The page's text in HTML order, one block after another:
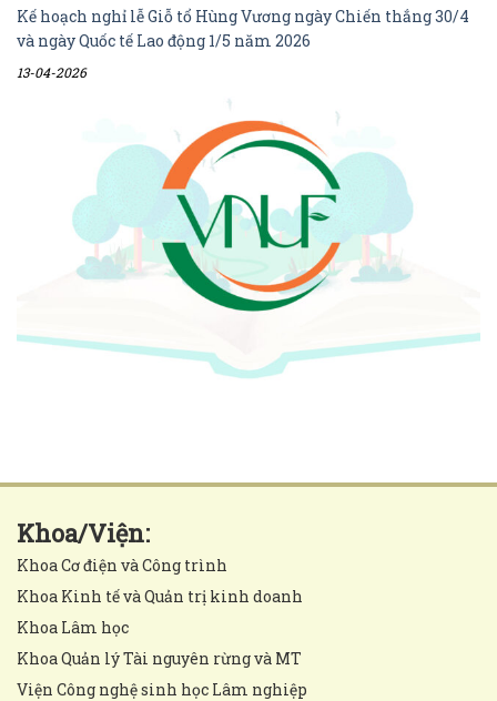
Kế hoạch nghỉ lễ Giỗ tổ Hùng Vương ngày Chiến thắng 30/4
và ngày Quốc tế Lao động 1/5 năm 2026
13-04-2026
Khoa/Viện:
Khoa Cơ điện và Công trình
Khoa Kinh tế và Quản trị kinh doanh
Khoa Lâm học
Khoa Quản lý Tài nguyên rừng và MT
Viện Công nghệ sinh học Lâm nghiệp